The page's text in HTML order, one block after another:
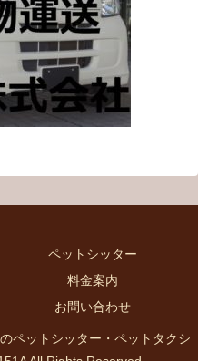
ペットシッター
料金案内
お問い合わせ
ペットシッター・ペットタクシ